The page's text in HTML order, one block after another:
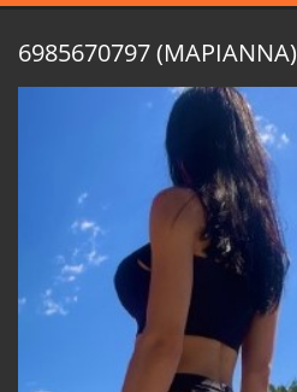
6985670797 (ΜΑΡΙΑΝΝΑ)